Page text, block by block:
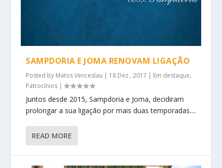
SAMPDORIA E JOMA RENOVAM LIGAÇÃO
Posted by Matos Venceslau | 18 Dez , 2017 | Em destaque,
Patrocínios |
Juntos desde 2015, Sampdoria e Joma, decidiram
prolongar a sua ligação por mais duas temporadas....
READ MORE